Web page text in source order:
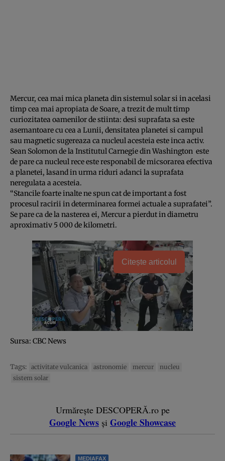
Mercur, cea mai mica planeta din sistemul solar si in acelasi
timp cea mai apropiata de Soare, a trezit de mult timp
curiozitatea oamenilor de stiinta: desi suprafata sa este
asemantoare cu cea a Lunii, densitatea planetei si campul
sau magnetic sugereaza ca nucleul acesteia este inca activ.
Sean Solomon de la Institutul Carnegie din Washington este
de pare ca nucleul rece este responabil de micsorarea efectiva
a planetei, lasand in urma riduri adanci la suprafata
neregulata a acesteia.
“Stancile foarte inalte ne spun cat de important a fost
procesul racirii in determinarea formei actuale a suprafatei”.
Se pare ca de la nasterea ei, Mercur a pierdut in diametru
aproximativ 5 000 de kilometri.
Citește articolul
Sursa: CBC News
Tags: activitate vulcanica astronomie mercur
nucleu
sistem solar
Urmărește DESCOPERĂ.ro pe
Google News și Google Showcase
MEDIAFAX